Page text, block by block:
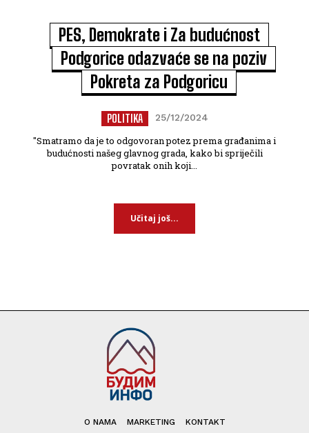
PES, Demokrate i Za budućnost
Podgorice odazvaće se na poziv
Pokreta za Podgoricu
POLITIKA 25/12/2024
"Smatramo da je to odgovoran potez prema građanima i
budućnosti našeg glavnog grada, kako bi spriječili
povratak onih koji...
Učitaj još...
O NAMA MARKETING KONTAKT